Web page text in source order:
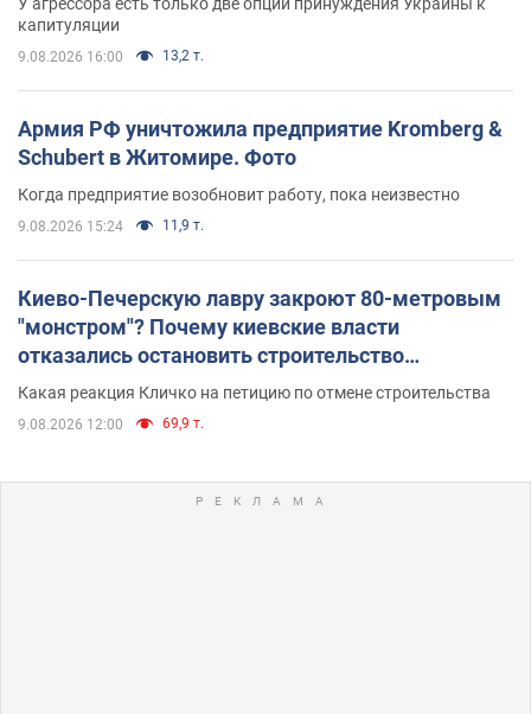
капитуляции
9.08.2026 16:00 13,2 т.
Армия РФ уничтожила предприятие Kromberg &
Schubert в Житомире. Фото
Когда предприятие возобновит работу, пока неизвестно
9.08.2026 15:24 11,9 т.
Киево-Печерскую лавру закроют 80-метровым
"монстром"? Почему киевские власти
отказались остановить строительство
небоскреба "московского верующего"
Какая реакция Кличко на петицию по отмене строительства
9.08.2026 12:00 69,9 т.